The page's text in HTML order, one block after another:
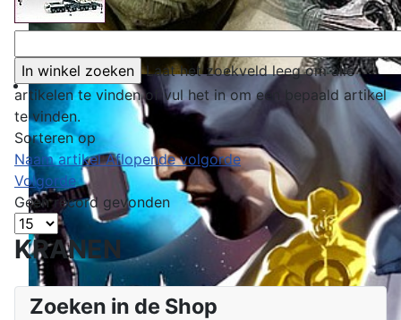
Zoeken in de Shop
Laat het zoekveld leeg om alle
artikelen te vinden of vul het in om een bepaald artikel
te vinden.
Sorteren op
Naam artikel Aflopende volgorde
Volgorde
Geen record gevonden
KRANEN